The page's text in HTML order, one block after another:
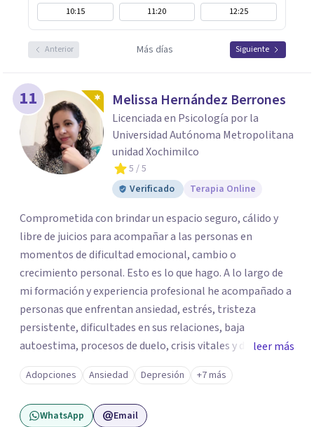
10:15 11:20 12:25
Anterior Más días Siguiente
11 Melissa Hernández Berrones
Licenciada en Psicología por la
Universidad Autónoma Metropolitana
unidad Xochimilco
5 / 5
Verificado
Terapia Online
Comprometida con brindar un espacio seguro, cálido y
libre de juicios para acompañar a las personas en
momentos de dificultad emocional, cambio o
crecimiento personal. Esto es lo que hago. A lo largo de
mi formación y experiencia profesional he acompañado a
personas que enfrentan ansiedad, estrés, tristeza
persistente, dificultades en sus relaciones, baja
autoestima, procesos de duelo, crisis vitales y desafíos
relacionados con la adaptación a nuevas etapas de la vida.
Mi enfoque se basa en la escucha empática, el respeto por
la historia de cada persona y el trabajo conjunto para
desarrollar herramientas que favorezcan el bienestar
leer más
Adopciones Ansiedad Depresión +7 más
WhatsApp Email